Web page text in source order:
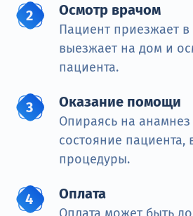
Осмотр врачом
Пациент приезжает
выезжает на дом и
пациента.
Оказание помощи
Опираясь на анамнез
состояние пациента,
процедуры.
Оплата
Оплата может быть